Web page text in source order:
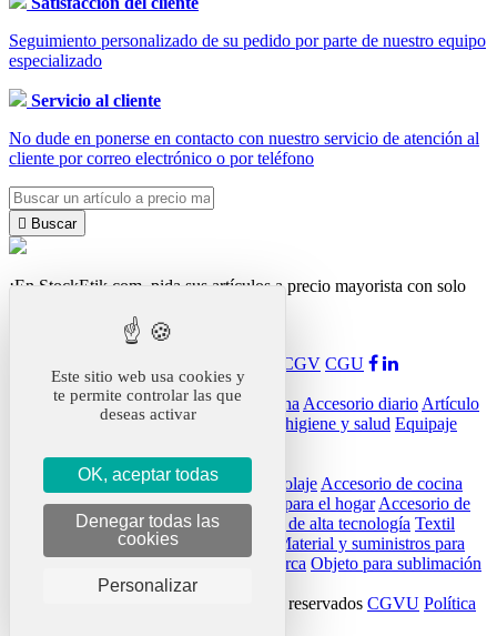
Seguimiento personalizado de su pedido por parte de nuestro equipo
especializado
Servicio al cliente
No dude en ponerse en contacto con nuestro servicio de atención al
cliente por correo electrónico o por teléfono
 Buscar
¡En StockEtik.com, pida sus artículos a precio mayorista con solo
CGV CGU
Nuestros productos
Accesorio de coche Suministro de oficina Accesorio diario Artículo
Artículo deportivo Producto de higiene y salud Equipaje
Accesorio para beberAccesorio de bricolaje Accesorio de cocina
BolígrafoArtículo de relojeríaArtículo para el hogar Accesorio de
marroquinería Llavero BolsaAccesorio de alta tecnología Textil
Materiales antiguos Juegos y juguetes
Material y suministros para
CHR / HORECA artículos de fiesta marca Objeto para sublimación
ropa de trabajo
StockEtik © 2023 - Todos los derechos reservados CGVU Política
Este sitio web usa cookies y
te permite controlar las que
deseas activar
OK, aceptar todas
Denegar todas las
cookies
Personalizar